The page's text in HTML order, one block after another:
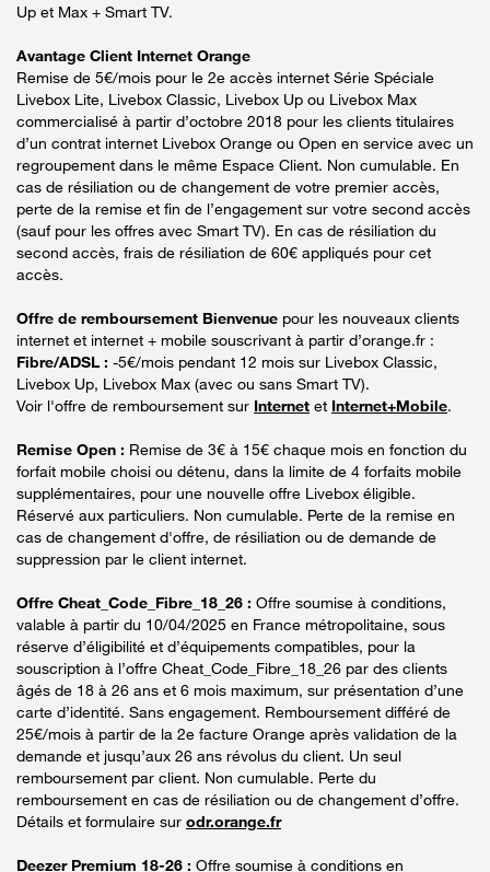
Up et Max + Smart TV.
Avantage Client Internet Orange
Remise de 5€/mois pour le 2e accès internet Série Spéciale
Livebox Lite, Livebox Classic, Livebox Up ou Livebox Max
commercialisé à partir d’octobre 2018 pour les clients titulaires
d’un contrat internet Livebox Orange ou Open en service avec un
regroupement dans le même Espace Client. Non cumulable. En
cas de résiliation ou de changement de votre premier accès,
perte de la remise et fin de l’engagement sur votre second accès
(sauf pour les offres avec Smart TV). En cas de résiliation du
second accès, frais de résiliation de 60€ appliqués pour cet
accès.
Offre de remboursement Bienvenue pour les nouveaux clients
internet et internet + mobile souscrivant à partir d’orange.fr :
Fibre/ADSL : -5€/mois pendant 12 mois sur Livebox Classic,
Livebox Up, Livebox Max (avec ou sans Smart TV).
Voir l'offre de remboursement sur Internet et Internet+Mobile.
Remise Open : Remise de 3€ à 15€ chaque mois en fonction du
forfait mobile choisi ou détenu, dans la limite de 4 forfaits mobile
supplémentaires, pour une nouvelle offre Livebox éligible.
Réservé aux particuliers. Non cumulable. Perte de la remise en
cas de changement d'offre, de résiliation ou de demande de
suppression par le client internet.
Offre Cheat_Code_Fibre_18_26 : Offre soumise à conditions,
valable à partir du 10/04/2025 en France métropolitaine, sous
réserve d’éligibilité et d’équipements compatibles, pour la
souscription à l’offre Cheat_Code_Fibre_18_26 par des clients
âgés de 18 à 26 ans et 6 mois maximum, sur présentation d’une
carte d’identité. Sans engagement. Remboursement différé de
25€/mois à partir de la 2e facture Orange après validation de la
demande et jusqu’aux 26 ans révolus du client. Un seul
remboursement par client. Non cumulable. Perte du
remboursement en cas de résiliation ou de changement d’offre.
Détails et formulaire sur odr.orange.fr
Deezer Premium 18-26 : Offre soumise à conditions en